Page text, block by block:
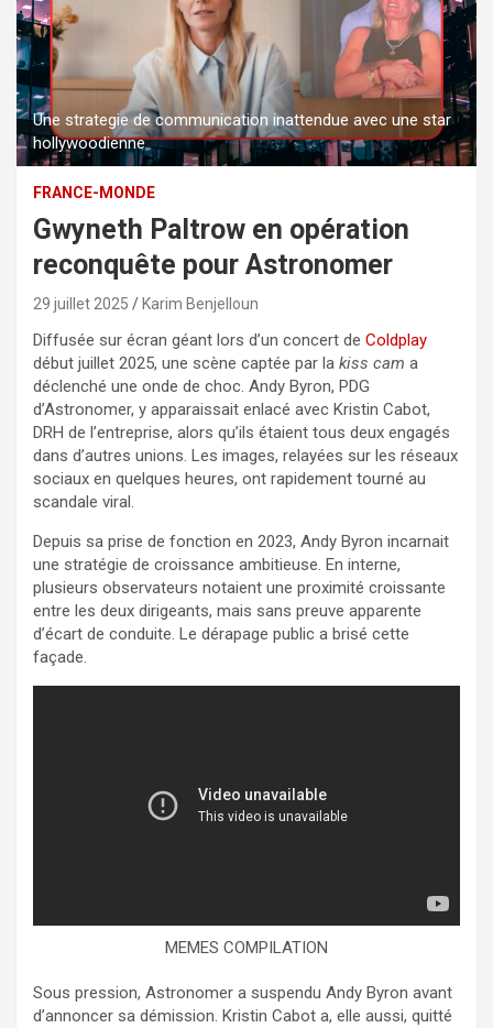
Une strategie de communication inattendue avec une star
hollywoodienne
FRANCE-MONDE
Gwyneth Paltrow en opération
reconquête pour Astronomer
29 juillet 2025 Karim Benjelloun
Diffusée sur écran géant lors d’un concert de Coldplay
début juillet 2025, une scène captée par la kiss cam a
déclenché une onde de choc. Andy Byron, PDG
d’Astronomer, y apparaissait enlacé avec Kristin Cabot,
DRH de l’entreprise, alors qu’ils étaient tous deux engagés
dans d’autres unions. Les images, relayées sur les réseaux
sociaux en quelques heures, ont rapidement tourné au
scandale viral.
Depuis sa prise de fonction en 2023, Andy Byron incarnait
une stratégie de croissance ambitieuse. En interne,
plusieurs observateurs notaient une proximité croissante
entre les deux dirigeants, mais sans preuve apparente
d’écart de conduite. Le dérapage public a brisé cette
façade.
MEMES COMPILATION
Sous pression, Astronomer a suspendu Andy Byron avant
d’annoncer sa démission. Kristin Cabot a, elle aussi, quitté